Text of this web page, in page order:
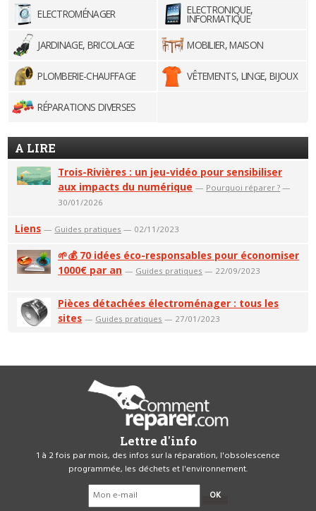
ELECTROMÉNAGER ELECTRONIQUE,
INFORMATIQUE
JARDINAGE, BRICOLAGE
MOBILIER, MAISON
PLOMBERIE-CHAUFFAGE VÊTEMENTS, LINGE, BIJOUX
RÉPARATIONS DIVERSES
A LIRE
Trois-Rivières : un jeu-vidéo pour sensibiliser
aux impacts du numérique — Pourquoi réparer ? —
30/01/2026
Liens — Guides pratiques — 02/11/2023
🌱💰 70 idées éco-responsables pour économiser
1000€ par an — Guides pratiques — 22/09/2023
Pièces détachées électroménager : tous les
sites — Guides pratiques — 27/01/2023
Lettre d'info
1 à 2 fois par mois, des infos sur la réparation, l'obsolescence
programmée, les déchets et l'environnement.
OK